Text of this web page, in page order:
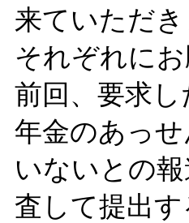
来ていただき
それぞれに
前回、要求
年金のあっ
いないとの
査して提出